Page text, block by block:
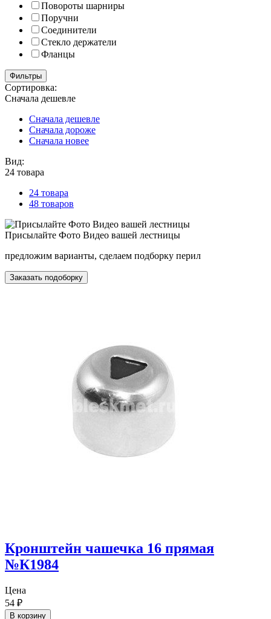
Повороты шарниры
Поручни
Соединители
Стекло держатели
Фланцы
Фильтры
Сортировка:
Сначала дешевле
Сначала дешевле
Сначала дороже
Сначала новее
Вид:
24 товара
24 товара
48 товаров
Присылайте Фото Видео вашей лестницы
предложим варианты, сделаем подборку перил
Заказать подоборку
Кронштейн чашечка 16 прямая
№К1984
Цена
54 ₽
В корзину